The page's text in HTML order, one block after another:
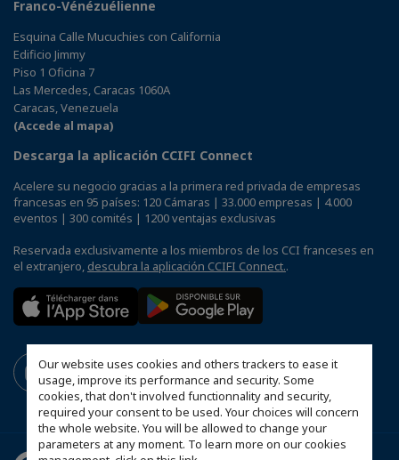
Our website uses cookies and others trackers to ease it
usage, improve its performance and security. Some
cookies, that don't involved functionnality and security,
required your consent to be used. Your choices will concern
the whole website. You will be allowed to change your
parameters at any moment. To learn more on our cookies
Franco-Vénézuélienne
Esquina Calle Mucuchies con California
Edificio Jimmy
Piso 1 Oficina 7
Las Mercedes, Caracas 1060A
Caracas, Venezuela
(Accede al mapa)
Descarga la aplicación CCIFI Connect
Acelere su negocio gracias a la primera red privada de empresas
francesas en 95 países: 120 Cámaras | 33.000 empresas | 4.000
eventos | 300 comités | 1200 ventajas exclusivas
Reservada exclusivamente a los miembros de los CCI franceses en
el extranjero, descubra la aplicación CCIFI Connect..